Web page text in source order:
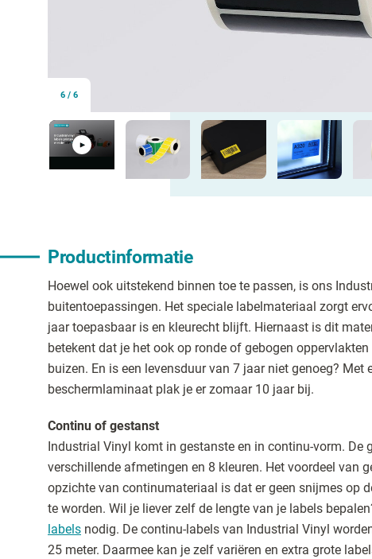
6 / 6
Productinformatie
Hoewel ook uitstekend binnen toe te passen, is ons
buitentoepassingen. Het speciale labelmateriaal zorgt
jaar toepasbaar is en kleurecht blijft. Hiernaast is dit
betekent dat je het ook op ronde of gebogen
buizen. En is een levensduur van 7 jaar niet genoeg? Met
beschermlaminaat plak je er zomaar 10 jaar bij.
Continu of gestanst
Industrial Vinyl komt in gestanste en in continu-vorm. De
verschillende afmetingen en 8 kleuren. Het voordeel van
opzichte van continumateriaal is dat er geen snijmes op
te worden. Wil je liever zelf de lengte van je labels
labels nodig. De continu-labels van Industrial Vinyl
25 meter. Daarmee kan je zelf variëren en extra grote